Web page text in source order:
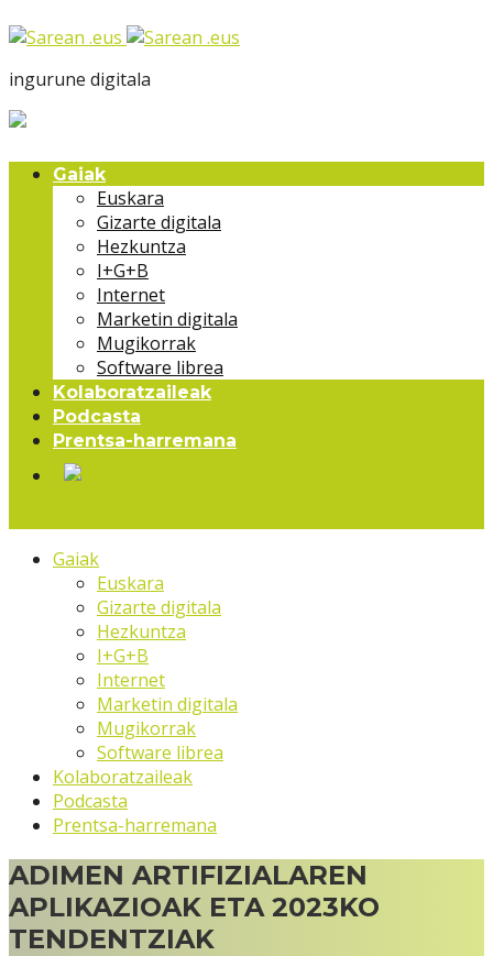
ingurune digitala
Gaiak
Euskara
Gizarte digitala
Hezkuntza
I+G+B
Internet
Marketin digitala
Mugikorrak
Software librea
Kolaboratzaileak
Podcasta
Prentsa-harremana
Gaiak
Euskara
Gizarte digitala
Hezkuntza
I+G+B
Internet
Marketin digitala
Mugikorrak
Software librea
Kolaboratzaileak
Podcasta
Prentsa-harremana
ADIMEN ARTIFIZIALAREN
APLIKAZIOAK ETA 2023KO
TENDENTZIAK